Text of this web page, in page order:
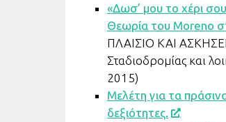
«Δωσ’ μου το χέρι
Θεωρία του Moreno
ΠΛΑΙΣΙΟ ΚΑΙ
Σταδιοδρομίας και
2015)
Μελέτη για τα
δεξιότητες.